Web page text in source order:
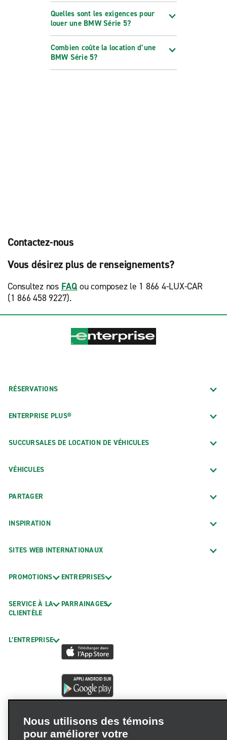
Quelles sont les exigences pour
louer une BMW Série 5?
Combien coûte la location d’une
BMW Série 5?
Contactez-nous
Vous désirez plus de renseignements?
Consultez nos FAQou composez le 1 866 4-LUX-CAR
(1 866 458 9227).
RÉSERVATIONS
ENTERPRISE PLUS®
SUCCURSALES DE LOCATION DE VÉHICULES
VÉHICULES
PARTAGER
INSPIRATION
SITES WEB INTERNATIONAUX
PROMOTIONS
SERVICE À LA
CLIENTÈLE
L’ENTREPRISE
ENTREPRISES
PARRAINAGES
Nous utilisons des témoins
pour améliorer votre